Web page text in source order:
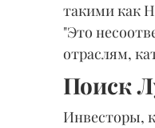
такими как
"Это
отраслям,
Поиск
Инвесторы,